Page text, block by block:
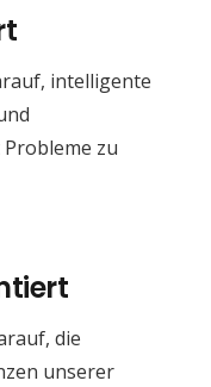
intelligente
zu
die
unserer